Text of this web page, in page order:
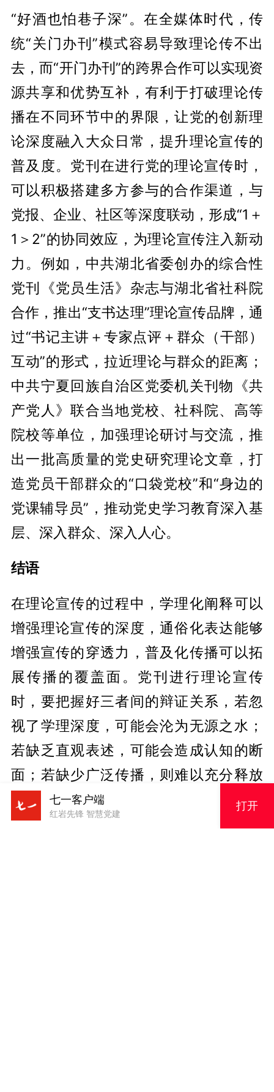
“好酒也怕巷子深”。在全媒体时代，传
统“关门办刊”模式容易导致理论传不出
去，而“开门办刊”的跨界合作可以实现资
源共享和优势互补，有利于打破理论传
播在不同环节中的界限，让党的创新理
论深度融入大众日常，提升理论宣传的
普及度。党刊在进行党的理论宣传时，
可以积极搭建多方参与的合作渠道，与
党报、企业、社区等深度联动，形成“1＋
1＞2”的协同效应，为理论宣传注入新动
力。例如，中共湖北省委创办的综合性
党刊《党员生活》杂志与湖北省社科院
合作，推出“支书达理”理论宣传品牌，通
过“书记主讲＋专家点评＋群众（干部）
互动”的形式，拉近理论与群众的距离；
中共宁夏回族自治区党委机关刊物《共
产党人》联合当地党校、社科院、高等
院校等单位，加强理论研讨与交流，推
出一批高质量的党史研究理论文章，打
造党员干部群众的“口袋党校”和“身边的
党课辅导员”，推动党史学习教育深入基
层、深入群众、深入人心。
结语
在理论宣传的过程中，学理化阐释可以
增强理论宣传的深度，通俗化表达能够
增强宣传的穿透力，普及化传播可以拓
展传播的覆盖面。党刊进行理论宣传
时，要把握好三者间的辩证关系，若忽
视了学理深度，可能会沦为无源之水；
若缺乏直观表述，可能会造成认知的断
面；若缺少广泛传播，则难以充分释放
效能。唯有实现“学理化阐释”“通俗化表
达”“普及化传播”的动态平衡，才能构建
七一客户端
红岩先锋 智慧党建
打开